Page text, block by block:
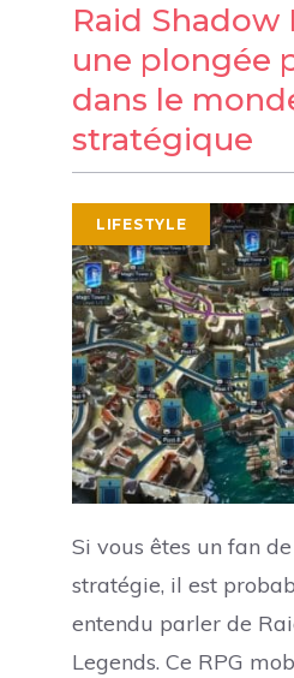
Raid Shadow
une plongée
dans le
stratégique
LIFESTYLE
Si vous êtes un fan
stratégie, il est
entendu parler de
Legends. Ce RPG